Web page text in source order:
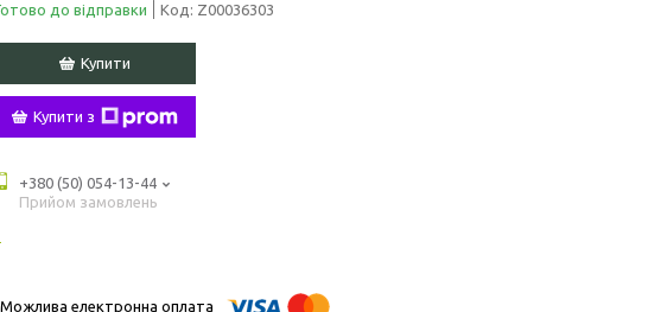
до відправки Код: Z00036303
Купити
Купити з
+380 (50) 054-13-44
Прийом замовлень